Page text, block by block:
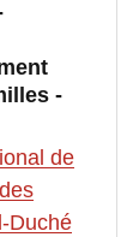
-
de
Duché